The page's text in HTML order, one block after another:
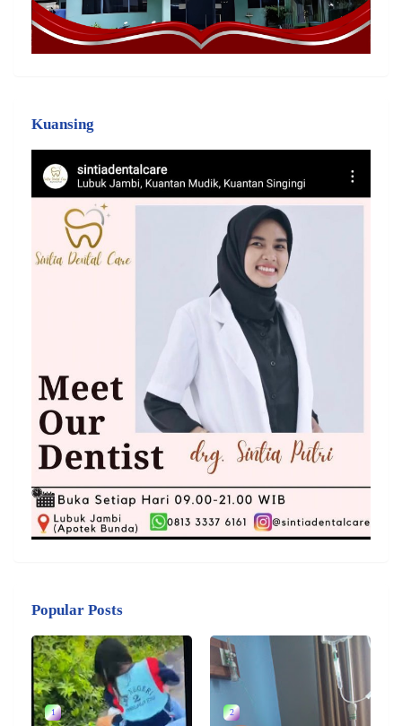
Kuansing
Popular Posts
1 2